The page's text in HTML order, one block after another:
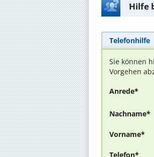
Hilfe
Telefonhilfe
Sie können
Vorgehen
Anrede*
Nachname*
Vorname*
Telefon*